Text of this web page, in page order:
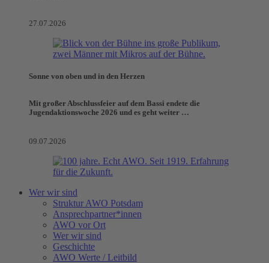
27.07.2026
Sonne von oben und in den Herzen
Mit großer Abschlussfeier auf dem Bassi endete die
Jugendaktionswoche 2026 und es geht weiter …
09.07.2026
Wer wir sind
Struktur AWO Potsdam
Ansprechpartner*innen
AWO vor Ort
Wer wir sind
Geschichte
AWO Werte / Leitbild